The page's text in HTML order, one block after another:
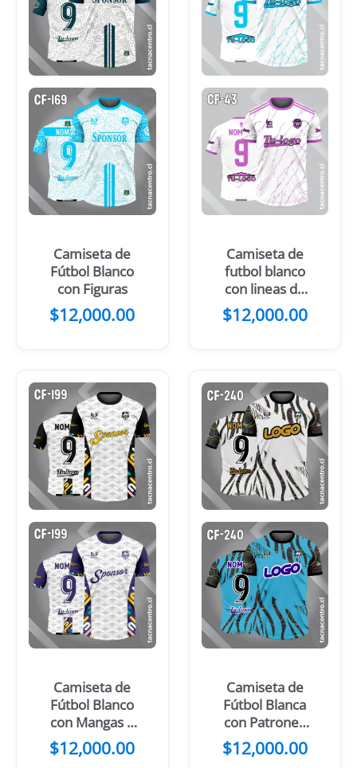
Camiseta de
Fútbol Blanco
con Figuras
$12,000.00
Camiseta de
futbol blanco
con lineas de
rajadura y 2
lineas en los
$12,000.00
Camiseta de
Fútbol Blanco
con Mangas y
Laterales
Negros
$12,000.00
Camiseta de
Fútbol Blanca
con Patrones
curvos
verticales
$12,000.00